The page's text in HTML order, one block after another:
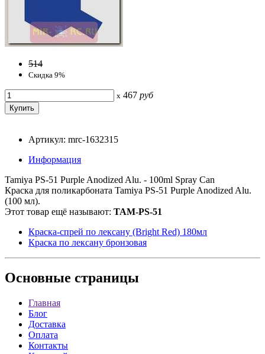
514
Скидка 9%
x 467 руб
Артикул: mrc-1632315
Информация
Tamiya PS-51 Purple Anodized Alu. - 100ml Spray Can
Краска для поликарбоната Tamiya PS-51 Purple Anodized Alu.
(100 мл).
Этот товар ещё называют: TAM-PS-51
Краска-спрей по лексану (Bright Red) 180мл
Краска по лексану бронзовая
Основные страницы
Главная
Блог
Доставка
Оплата
Контакты